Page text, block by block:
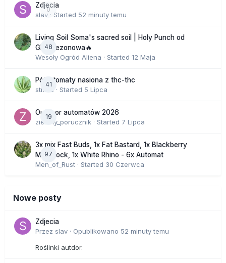
0
Zdjecia
slav· Started 52 minuty temu
48
Living Soil Soma's sacred soil | Holy Punch od
GHS sezonowa🔥
Wesoły Ogród Aliena · Started 12 Maja
41
Półautomaty nasiona z thc-thc
stix33 · Started 5 Lipca
19
Outdoor automatów 2026
zielony_porucznik · Started 7 Lipca
97
3x mix Fast Buds, 1x Fat Bastard, 1x Blackberry
Moonrock, 1x White Rhino - 6x Automat
Men_of_Rust · Started 30 Czerwca
Nowe posty
Zdjecia
Przez slav · Opublikowano 52 minuty temu
Roślinki autdor.